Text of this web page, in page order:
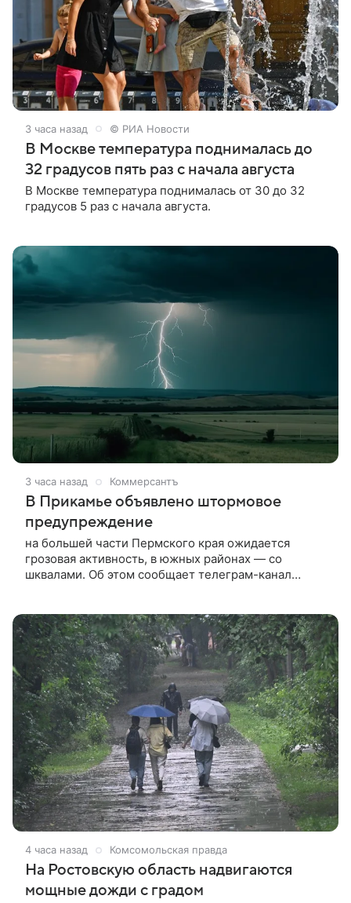
3 часа назад © РИА Новости
В Москве температура поднималась до
32 градусов пять раз с начала августа
В Москве температура поднималась от 30 до 32
градусов 5 раз с начала августа.
3 часа назад Коммерсантъ
В Прикамье объявлено штормовое
предупреждение
на большей части Пермского края ожидается
грозовая активность, в южных районах — со
шквалами. Об этом сообщает телеграм-канал
4 часа назад Комсомольская правда
На Ростовскую область надвигаются
мощные дожди с градом